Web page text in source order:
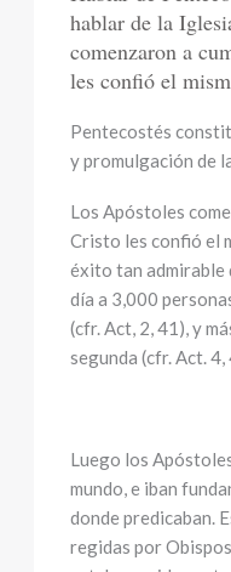
hablar de la
comenzaron a
les confió el
Pentecostés
y promulgación de
Los Apóstoles
Cristo les confió el
éxito tan admirable
día a 3,000
(cfr. Act, 2, 41), y
segunda (cfr. Act. 4,
Luego los
mundo, e iban
donde predicaban.
regidas por